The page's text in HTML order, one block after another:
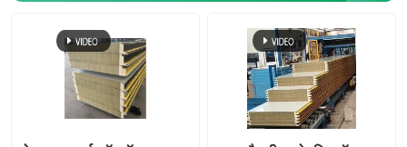
स्टील फ़्लोर डेकिंग